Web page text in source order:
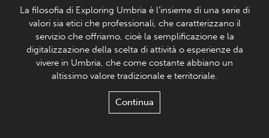
La filosofia di Exploring Umbria è l’insieme di una serie di
valori sia etici che professionali, che caratterizzano il
servizio che offriamo, cioè la semplificazione e la
digitalizzazione della scelta di attività o esperienze da
vivere in Umbria, che come costante abbiano un
altissimo valore tradizionale e territoriale.
Continua